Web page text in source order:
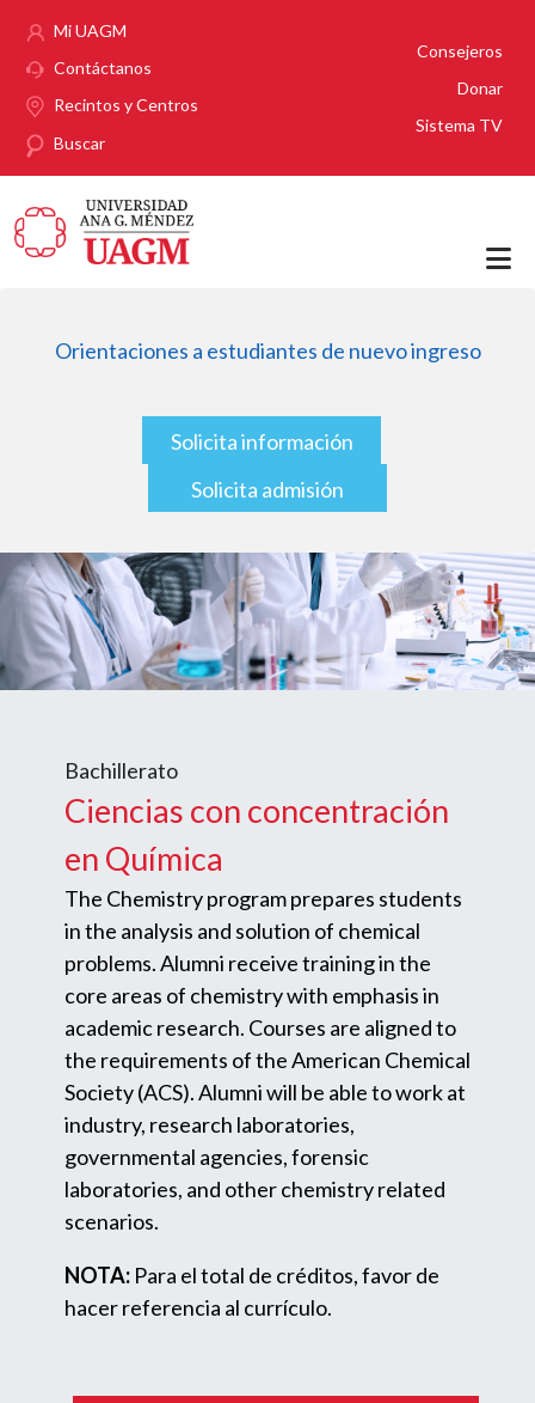
Mi UAGM
Contáctanos
Recintos y Centros
Buscar
Consejeros
Donar
Sistema TV
Orientaciones a estudiantes de nuevo ingreso
Solicita información
Solicita admisión
Bachillerato
Ciencias con concentración
en Química
The Chemistry program prepares students
in the analysis and solution of chemical
problems. Alumni receive training in the
core areas of chemistry with emphasis in
academic research. Courses are aligned to
the requirements of the American Chemical
Society (ACS). Alumni will be able to work at
industry, research laboratories,
governmental agencies, forensic
laboratories, and other chemistry related
scenarios.
NOTA: Para el total de créditos, favor de
hacer referencia al currículo.